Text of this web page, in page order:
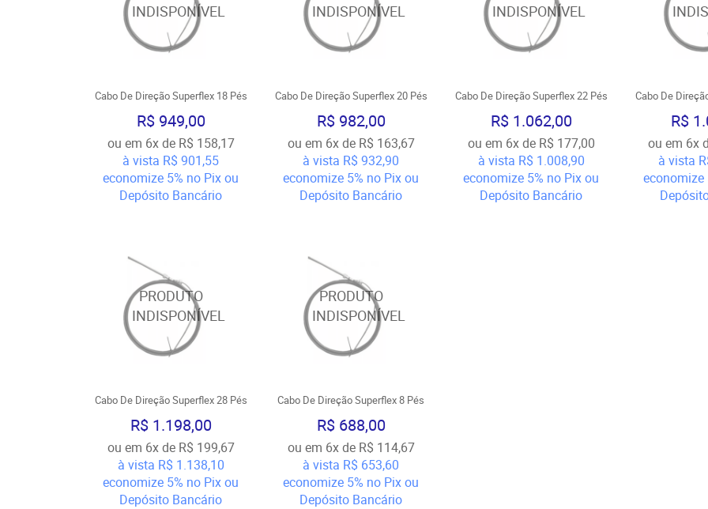
Cabo De Direção Superflex 18 Pés
R$ 949,00
ou em 6xde R$ 158,17
à vista R$ 901,55
economize 5% no Pix ou
Depósito Bancário
Cabo De Direção Superflex 20 Pés
R$ 982,00
ou em 6xde R$ 163,67
à vista R$ 932,90
economize 5% no Pix ou
Depósito Bancário
Cabo De Direção Superflex 22 Pés
R$ 1.062,00
ou em 6xde R$ 177,00
à vista R$ 1.008,90
economize 5% no Pix ou
Depósito Bancário
Cabo De
R$
ou em 6x
à vista
economize
Cabo De Direção Superflex 28 Pés
R$ 1.198,00
ou em 6xde R$ 199,67
à vista R$ 1.138,10
economize 5% no Pix ou
Depósito Bancário
Cabo De Direção Superflex 8 Pés
R$ 688,00
ou em 6xde R$ 114,67
à vista R$ 653,60
economize 5% no Pix ou
Depósito Bancário